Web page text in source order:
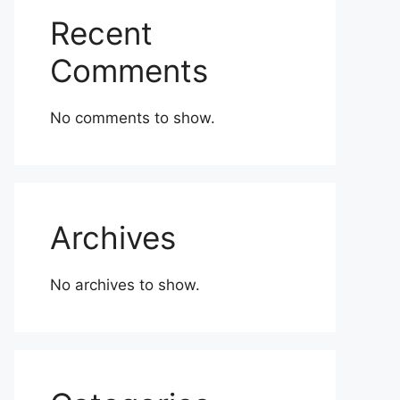
Recent
Comments
No comments to show.
Archives
No archives to show.